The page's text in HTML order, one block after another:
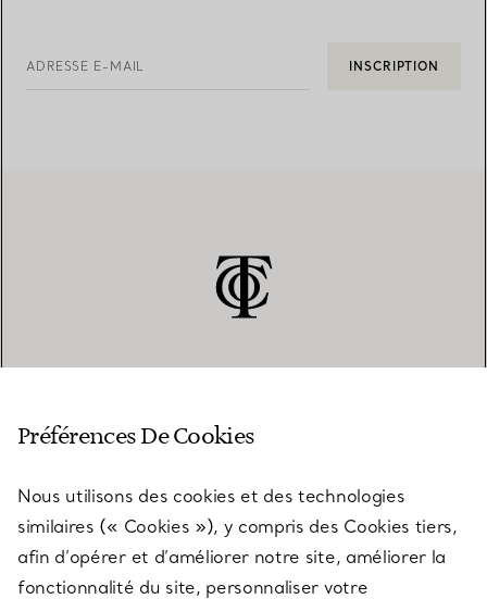
ADRESSE E-MAIL INSCRIPTION
SERVICES
À PROPOS
Préférences De Cookies
Nous utilisons des cookies et des technologies
similaires (« Cookies »), y compris des Cookies tiers,
afin d’opérer et d’améliorer notre site, améliorer la
fonctionnalité du site, personnaliser votre